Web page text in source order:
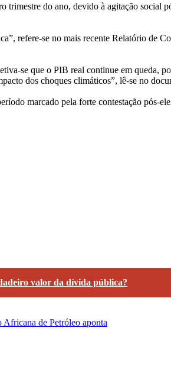
do ano, devido à agitação social
refere-se no mais recente Relatório de
se que o PIB real continue em queda,
dos choques climáticos”, lê-se no
marcado pela forte contestação pós-
valor da dívida pública?
de Petróleo aponta